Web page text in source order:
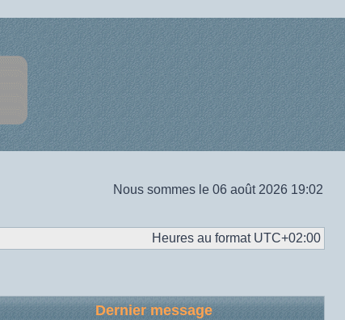
Nous sommes le 06 août 2026 19:02
Heures au format UTC+02:00
Dernier message